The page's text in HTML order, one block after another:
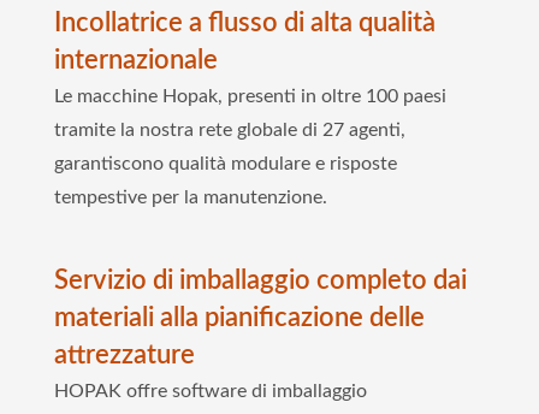
Incollatrice a flusso di alta qualità
internazionale
Le macchine Hopak, presenti in oltre 100 paesi
tramite la nostra rete globale di 27 agenti,
garantiscono qualità modulare e risposte
tempestive per la manutenzione.
Servizio di imballaggio completo dai
materiali alla pianificazione delle
attrezzature
HOPAK offre software di imballaggio